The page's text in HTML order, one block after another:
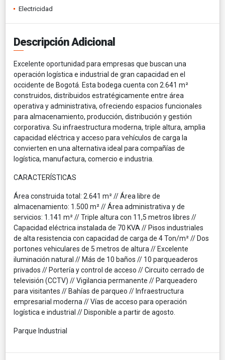
Electricidad
Descripción Adicional
Excelente oportunidad para empresas que buscan una
operación logística e industrial de gran capacidad en el
occidente de Bogotá. Esta bodega cuenta con 2.641 m²
construidos, distribuidos estratégicamente entre área
operativa y administrativa, ofreciendo espacios funcionales
para almacenamiento, producción, distribución y gestión
corporativa. Su infraestructura moderna, triple altura, amplia
capacidad eléctrica y acceso para vehículos de carga la
convierten en una alternativa ideal para compañías de
logística, manufactura, comercio e industria.
CARACTERÍSTICAS
Área construida total: 2.641 m² // Área libre de
almacenamiento: 1.500 m² // Área administrativa y de
servicios: 1.141 m² // Triple altura con 11,5 metros libres //
Capacidad eléctrica instalada de 70 KVA // Pisos industriales
de alta resistencia con capacidad de carga de 4 Ton/m² // Dos
portones vehiculares de 5 metros de altura // Excelente
iluminación natural // Más de 10 baños // 10 parqueaderos
privados // Portería y control de acceso // Circuito cerrado de
televisión (CCTV) // Vigilancia permanente // Parqueadero
para visitantes // Bahías de parqueo // Infraestructura
empresarial moderna // Vías de acceso para operación
logística e industrial // Disponible a partir de agosto.
Parque Industrial